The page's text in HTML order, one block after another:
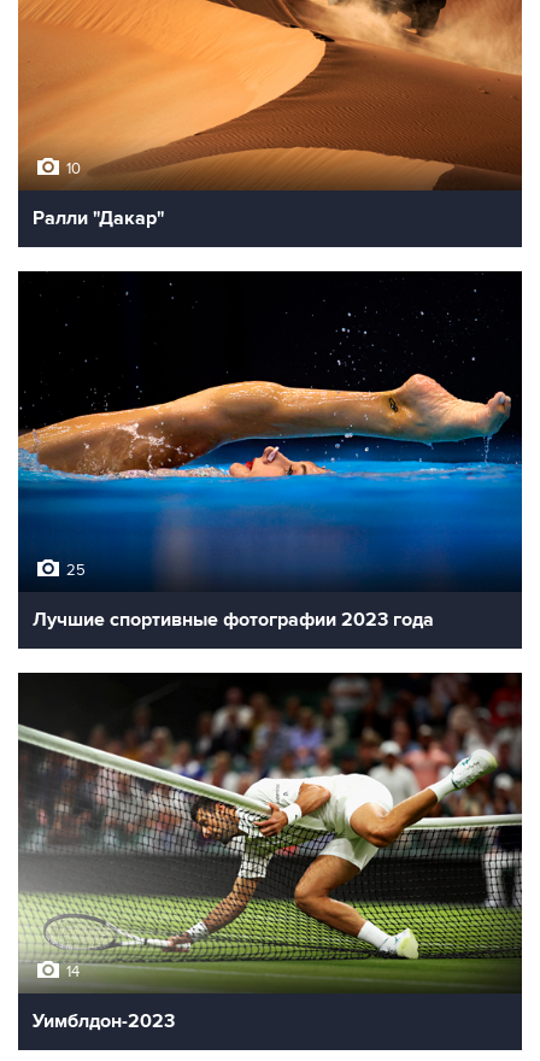
10
Ралли "Дакар"
25
Лучшие спортивные фотографии 2023 года
14
Уимблдон-2023